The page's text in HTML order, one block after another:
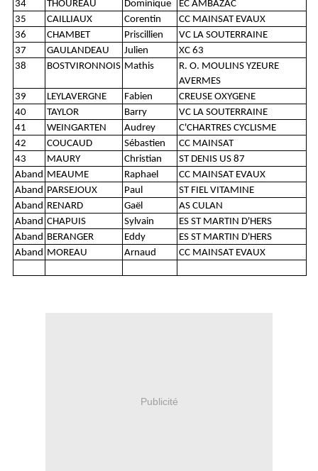
34 THOUREAU Dominique
EC AMBAZAC
35
CAILLIAUX Corentin
CC MAINSAT EVAUX
36
CHAMBET Priscillien
VC LA SOUTERRAINE
37
GAULANDEAU Julien
XC 63
38
BOSTVIRONNOIS Mathis
R. O. MOULINS YZEURE
AVERMES
39
LEYLAVERGNE Fabien
CREUSE OXYGENE
40
TAYLOR Barry
VC LA SOUTERRAINE
41
WEINGARTEN Audrey
C'CHARTRES CYCLISME
42
COUCAUD Sébastien
CC MAINSAT
43
MAURY Christian
ST DENIS US 87
Aband MEAUME Raphael
CC MAINSAT EVAUX
Aband PARSEJOUX Paul
ST FIEL VITAMINE
Aband RENARD Gaël
AS CULAN
Aband CHAPUIS Sylvain
ES ST MARTIN D'HERS
Aband BERANGER Eddy
ES ST MARTIN D'HERS
Aband MOREAU Arnaud CC MAINSAT EVAUX
Publicité